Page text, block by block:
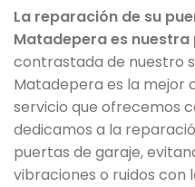
La reparación de su
Matadepera es
contrastada de nuestro
Matadepera es la mejor
servicio que ofrecemos
dedicamos a la
puertas de garaje,
vibraciones o ruidos con